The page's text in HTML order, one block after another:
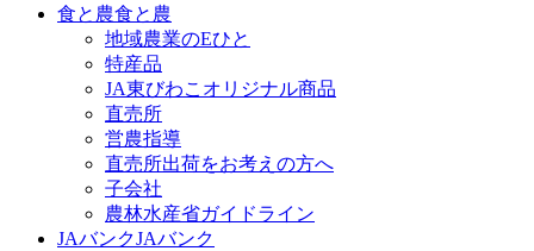
食と農食と農
地域農業のEひと
特産品
JA東びわこオリジナル商品
直売所
営農指導
直売所出荷をお考えの方へ
子会社
農林水産省ガイドライン
JAバンクJAバンク